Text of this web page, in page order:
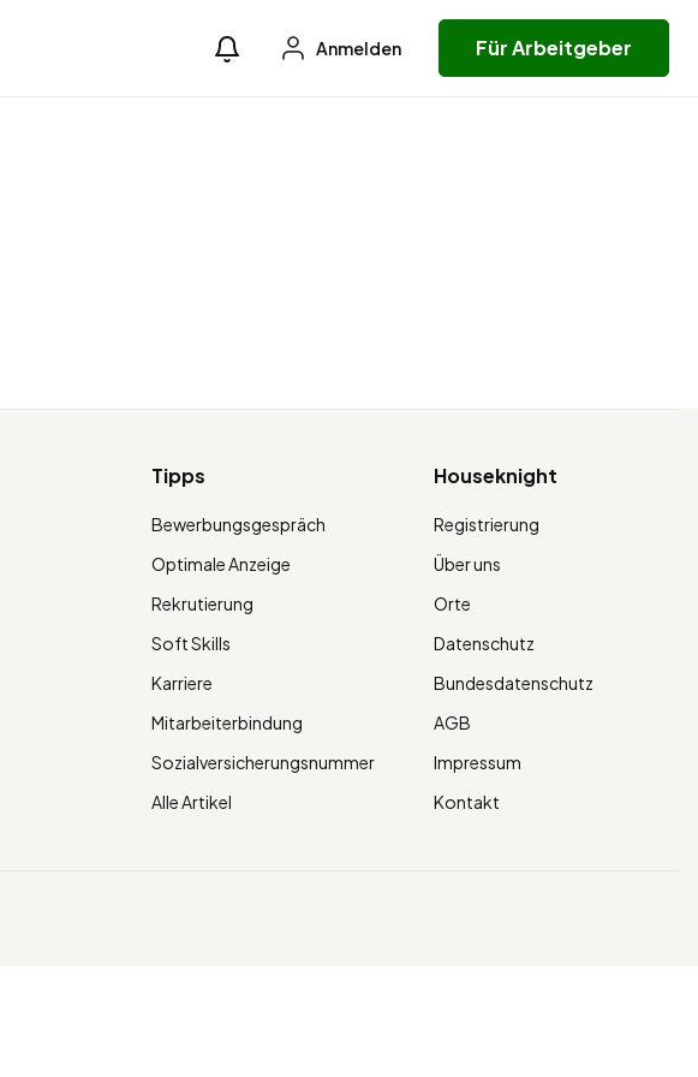
Anmelden Für Arbeitgeber
Tipps
Bewerbungsgespräch
Optimale Anzeige
Rekrutierung
Soft Skills
Karriere
Mitarbeiterbindung
Sozialversicherungsnummer
Alle Artikel
Houseknight
Registrierung
Über uns
Orte
Datenschutz
Bundesdatenschutz
AGB
Impressum
Kontakt